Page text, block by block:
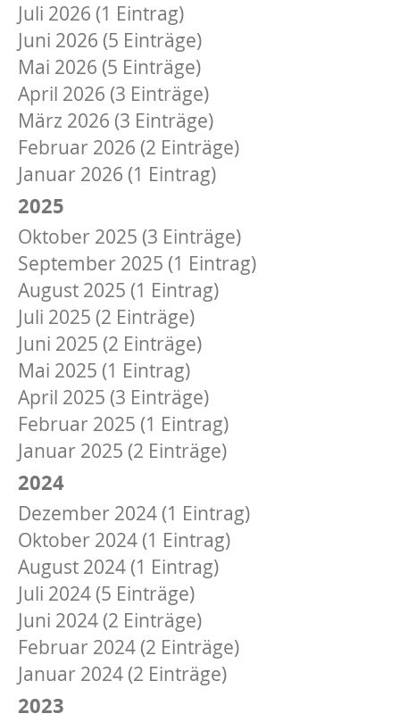
Juli 2026 (1 Eintrag)
Juni 2026 (5 Einträge)
Mai 2026 (5 Einträge)
April 2026 (3 Einträge)
März 2026 (3 Einträge)
Februar 2026 (2 Einträge)
Januar 2026 (1 Eintrag)
2025
Oktober 2025 (3 Einträge)
September 2025 (1 Eintrag)
August 2025 (1 Eintrag)
Juli 2025 (2 Einträge)
Juni 2025 (2 Einträge)
Mai 2025 (1 Eintrag)
April 2025 (3 Einträge)
Februar 2025 (1 Eintrag)
Januar 2025 (2 Einträge)
2024
Dezember 2024 (1 Eintrag)
Oktober 2024 (1 Eintrag)
August 2024 (1 Eintrag)
Juli 2024 (5 Einträge)
Juni 2024 (2 Einträge)
Februar 2024 (2 Einträge)
Januar 2024 (2 Einträge)
2023